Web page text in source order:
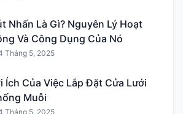
Nhấn Là Gì? Nguyên Lý Hoạt
Và Công Dụng Của Nó
Tháng 5, 2025
Ích Của Việc Lắp Đặt Cửa Lưới
Muỗi
Tháng 5, 2025